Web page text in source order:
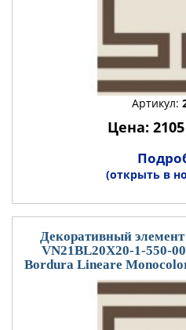
Артикул:
Цена:
(открыть в
Декоративный
VN21BL20X20-1-550-
Bordura Lineare